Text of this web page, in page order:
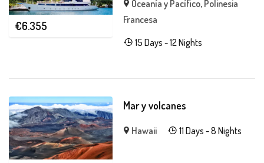
€6.355
Oceanía y Pacífico, Polinesia
Francesa
15 Days - 12 Nights
Mar y volcanes
Hawaii 11 Days - 8 Nights